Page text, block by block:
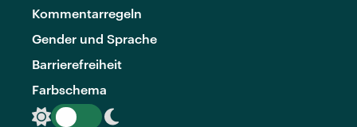
Kommentarregeln
Gender und Sprache
Barrierefreiheit
Farbschema